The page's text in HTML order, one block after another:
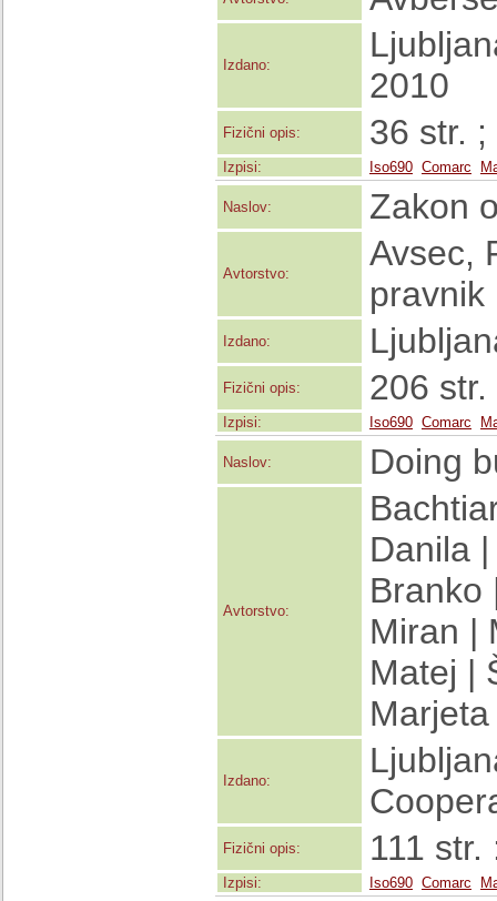
Izdano:
2010
Fizični opis: 36 str.
Izpisi: Iso690 Comarc
Naslov: Zakon
Avtorstvo:
Avsec,
pravnik
Izdano:
Fizični opis: 206
Izpisi: Iso690 Comarc
Naslov: Doing
Avtorstvo:
Danila
Branko
Miran |
Matej |
Marjeta
Izdano:
Fizični opis: 111
Izpisi: Iso690 Comarc